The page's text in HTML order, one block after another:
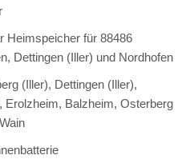
Heimspeicher für 88486
Dettingen (Iller) und Nordhofen
(Iller), Dettingen (Iller),
Erolzheim, Balzheim, Osterberg